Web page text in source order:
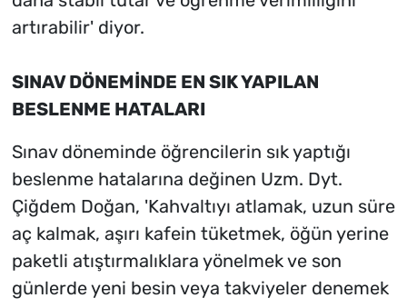
artırabilir' diyor.
SINAV DÖNEMİNDE EN SIK YAPILAN
BESLENME HATALARI
Sınav döneminde öğrencilerin sık yaptığı
beslenme hatalarına değinen Uzm. Dyt.
Çiğdem Doğan, 'Kahvaltıyı atlamak, uzun süre
aç kalmak, aşırı kafein tüketmek, öğün yerine
paketli atıştırmalıklara yönelmek ve son
günlerde yeni besin veya takviyeler denemek